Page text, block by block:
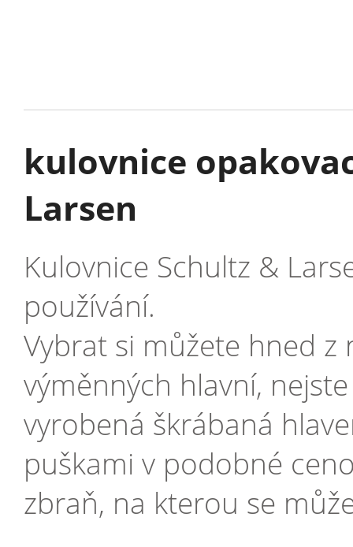
kulovnice
Larsen
Kulovnice Schultz &
používání.
Vybrat si můžete hned z
výměnných hlavní,
vyrobená škrábaná
puškami v podobné
zbraň, na kterou se